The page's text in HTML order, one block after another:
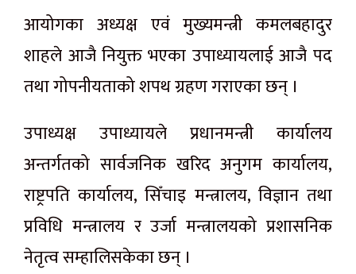
आयोगका अध्यक्ष एवं मुख्यमन्त्री कमलबहादुर
शाहले आजै नियुक्त भएका उपाध्यायलाई आजै पद
तथा गोपनीयताको शपथ ग्रहण गराएका छन् ।
उपाध्यक्ष उपाध्यायले प्रधानमन्त्री कार्यालय
अन्तर्गतको सार्वजनिक खरिद अनुगम कार्यालय,
राष्ट्रपति कार्यालय, सिँचाइ मन्त्रालय, विज्ञान तथा
प्रविधि मन्त्रालय र उर्जा मन्त्रालयको प्रशासनिक
नेतृत्व सम्हालिसकेका छन् ।